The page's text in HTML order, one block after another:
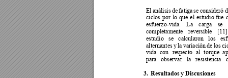
El análisis de fatiga se consideró
ciclos por lo que el estudio fue
esfuerzo-vida.
La carga
se
completamente
reversible
estudio se calcularon los
alternantes yla variación de los
vida con respecto al torque
para observar la resistencia
3. Resultados y Discusiones